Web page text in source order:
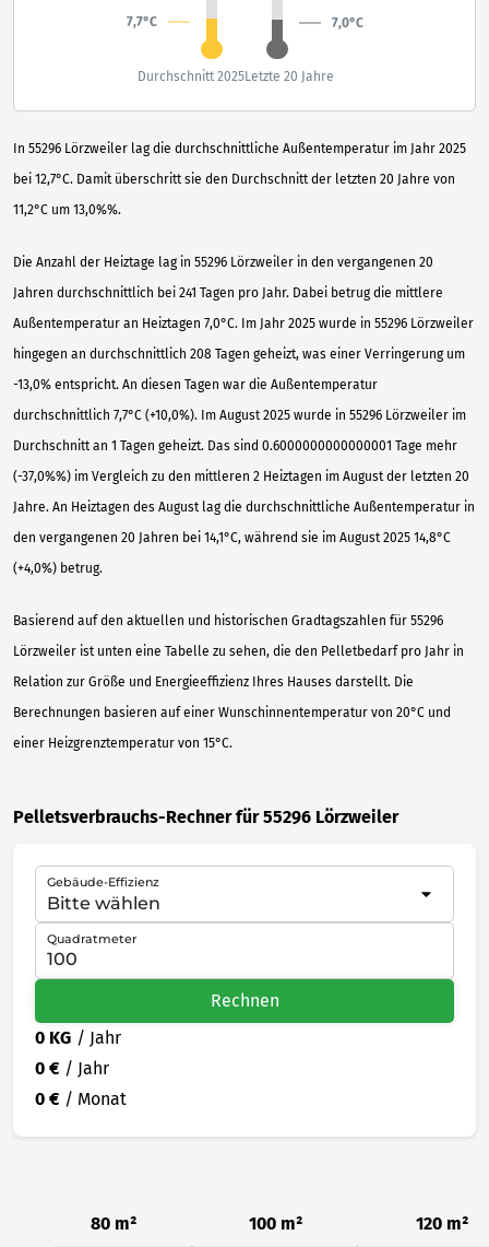
In 55296 Lörzweiler lag die durchschnittliche Außentemperatur im Jahr 2025
bei 12,7°C. Damit überschritt sie den Durchschnitt der letzten 20 Jahre von
11,2°C um 13,0%%.
Die Anzahl der Heiztage lag in 55296 Lörzweiler in den vergangenen 20
Jahren durchschnittlich bei 241 Tagen pro Jahr. Dabei betrug die mittlere
Außentemperatur an Heiztagen 7,0°C. Im Jahr 2025 wurde in 55296 Lörzweiler
hingegen an durchschnittlich 208 Tagen geheizt, was einer Verringerung um
-13,0% entspricht. An diesen Tagen war die Außentemperatur
durchschnittlich 7,7°C (+10,0%). Im August 2025 wurde in 55296 Lörzweiler im
Durchschnitt an 1 Tagen geheizt. Das sind 0.6000000000000001 Tage mehr
(-37,0%%) im Vergleich zu den mittleren 2 Heiztagen im August der letzten 20
Jahre. An Heiztagen des August lag die durchschnittliche Außentemperatur in
den vergangenen 20 Jahren bei 14,1°C, während sie im August 2025 14,8°C
(+4,0%) betrug.
Basierend auf den aktuellen und historischen Gradtagszahlen für 55296
Lörzweiler ist unten eine Tabelle zu sehen, die den Pelletbedarf pro Jahr in
Relation zur Größe und Energieeffizienz Ihres Hauses darstellt. Die
Berechnungen basieren auf einer Wunschinnentemperatur von 20°C und
einer Heizgrenztemperatur von 15°C.
7,7°C 7,0°C
Durchschnitt 2025Letzte 20 Jahre
Pelletsverbrauchs-Rechner für 55296 Lörzweiler
Gebäude-Effizienz
Quadratmeter
Rechnen
0 KG / Jahr
0 € / Jahr
0 € / Monat
80 m² 100 m² 120 m²